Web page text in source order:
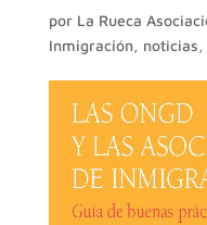
por La Rueca
Inmigración, noticias,